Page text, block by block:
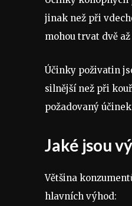
jinak než při
mohou trvat dvě
Účinky poživatin
silnější než při
požadovaný
Jaké jsou
Většina
hlavních výhod: